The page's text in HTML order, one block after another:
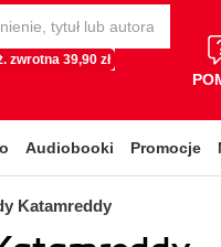
zwrotna 39,90 zł
Audiobooki Promocje
Katamreddy